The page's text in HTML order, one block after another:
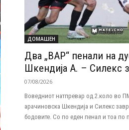
ДОМАШЕН
Два „ВАР“ пенали на
Шкендија А. – Силекс
07/08/2026
Воведниот натпревар од 2.коло во
арачиновска Шкендија и Силекс
бодовите. Со по еден пенал и тоа по